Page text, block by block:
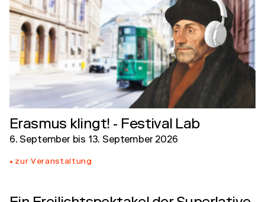
Erasmus klingt! - Festival Lab
6. September bis 13. September 2026
zur Veranstaltung